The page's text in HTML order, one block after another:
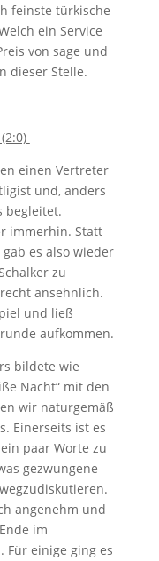
feinste türkische
ein Service
von sage und
dieser Stelle.
einen Vertreter
und, anders
begleitet.
immerhin. Statt
es also wieder
zu
ansehnlich.
und ließ
aufkommen.
bildete wie
Nacht“ mit den
wir naturgemäß
Einerseits ist es
paar Worte zu
gezwungene
angenehm und
im
Für einige ging es